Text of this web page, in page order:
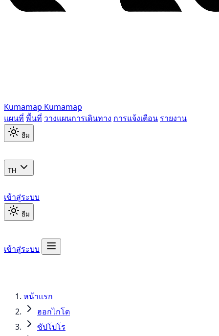
Kumamap Kumamap
แผนที่ พื้นที่ วางแผนการเดินทาง การแจ้งเตือน รายงาน
ธีม
TH
เข้าสู่ระบบ
ธีม
เข้าสู่ระบบ
หน้าแรก
ฮอกไกโด
ซัปโปโร